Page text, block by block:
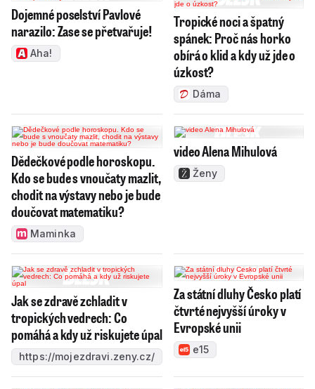
Dojemné poselství Pavlové
narazilo: Zase se přetvařuje!
Aha!
Tropické noci a špatný
spánek: Proč nás horko
obírá o klid a kdy už jde o
úzkost?
Dáma
Dědečkové podle horoskopu.
Kdo se bude s vnoučaty mazlit,
chodit na výstavy nebo je bude
doučovat matematiku?
Maminka
video Alena Mihulová
Ženy
Jak se zdravě zchladit v
tropických vedrech: Co
pomáhá a kdy už riskujete úpal
https://mojezdravi.zeny.cz/
Za státní dluhy Česko platí
čtvrté nejvyšší úroky v
Evropské unii
e15